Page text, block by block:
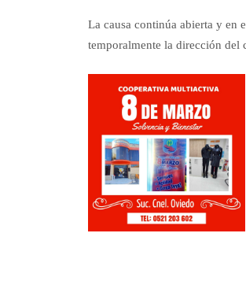
La causa continúa abierta y en
temporalmente la dirección del